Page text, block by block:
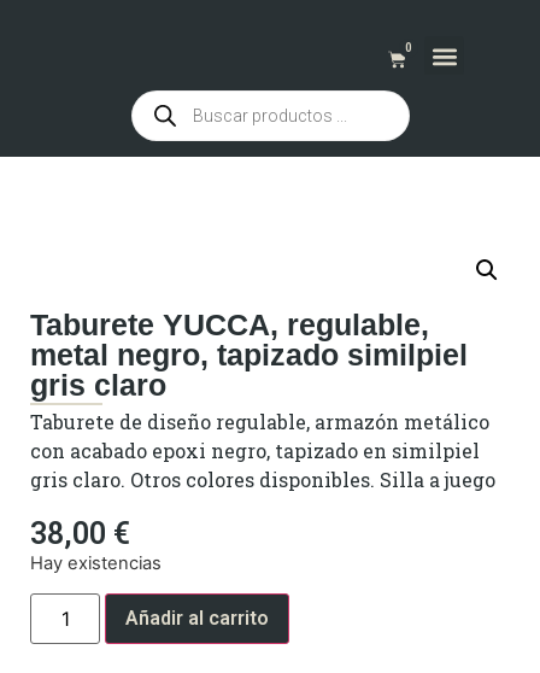
0
Taburete YUCCA, regulable,
metal negro, tapizado similpiel
gris claro
Taburete de diseño regulable, armazón metálico
con acabado epoxi negro, tapizado en similpiel
gris claro. Otros colores disponibles. Silla a juego
38,00 €
Hay existencias
Añadir al carrito